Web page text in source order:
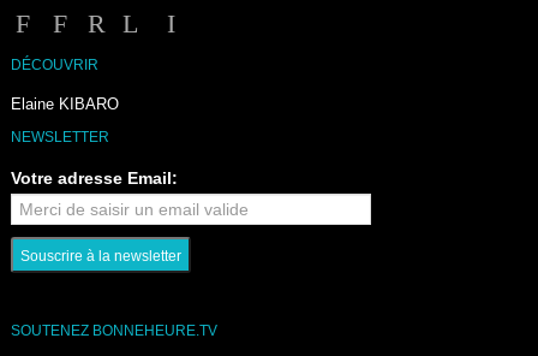
DÉCOUVRIR
Elaine KIBARO
NEWSLETTER
Votre adresse Email:
SOUTENEZ BONNEHEURE.TV